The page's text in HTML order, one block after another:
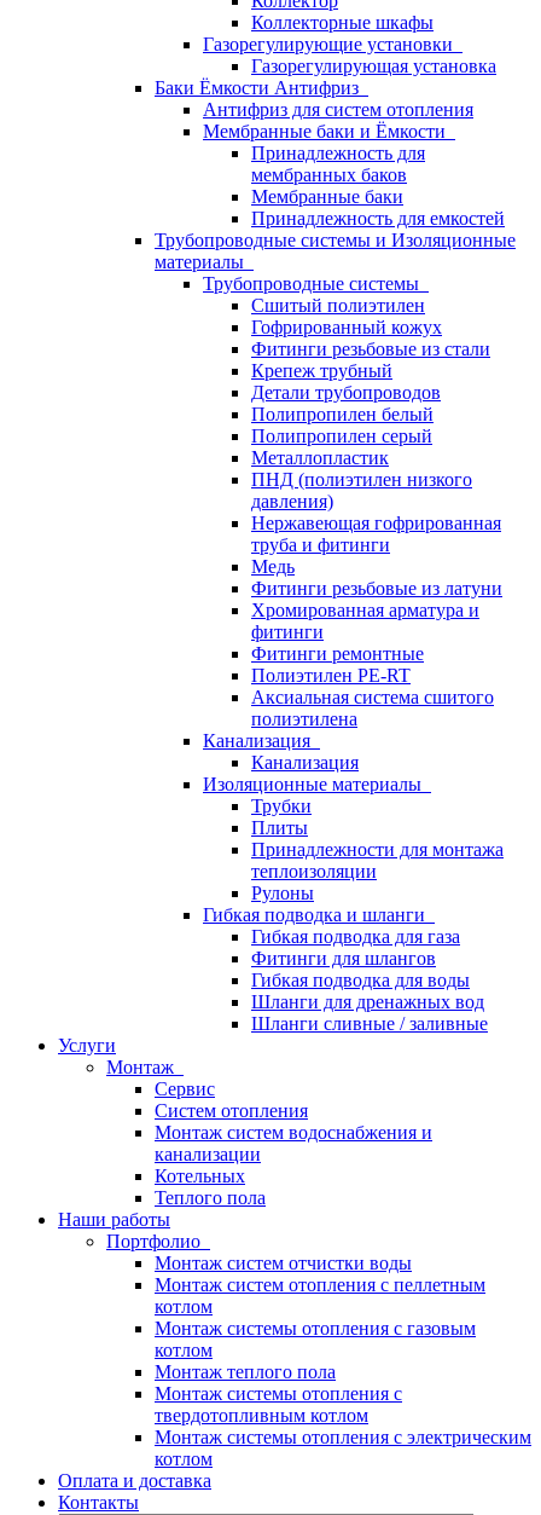
Коллекторные шкафы
Газорегулирующие установки
Газорегулирующая установка
Баки Ёмкости Антифриз
Антифриз для систем отопления
Мембранные баки и Ёмкости
Принадлежность для
мембранных баков
Мембранные баки
Принадлежность для емкостей
Трубопроводные системы и Изоляционные
материалы
Трубопроводные системы
Сшитый полиэтилен
Гофрированный кожух
Фитинги резьбовые из стали
Крепеж трубный
Детали трубопроводов
Полипропилен белый
Полипропилен серый
Металлопластик
ПНД (полиэтилен низкого
давления)
Нержавеющая гофрированная
труба и фитинги
Медь
Фитинги резьбовые из латуни
Хромированная арматура и
фитинги
Фитинги ремонтные
Полиэтилен PE-RT
Аксиальная система сшитого
полиэтилена
Канализация
Канализация
Изоляционные материалы
Трубки
Плиты
Принадлежности для монтажа
теплоизоляции
Рулоны
Гибкая подводка и шланги
Гибкая подводка для газа
Фитинги для шлангов
Гибкая подводка для воды
Шланги для дренажных вод
Шланги сливные / заливные
Услуги
Монтаж
Сервис
Систем отопления
Монтаж систем водоснабжения и
канализации
Котельных
Теплого пола
Наши работы
Портфолио
Монтаж систем отчистки воды
Монтаж систем отопления с пеллетным
котлом
Монтаж системы отопления с газовым
котлом
Монтаж теплого пола
Монтаж системы отопления с
твердотопливным котлом
Монтаж системы отопления с электрическим
котлом
Оплата и доставка
Контакты